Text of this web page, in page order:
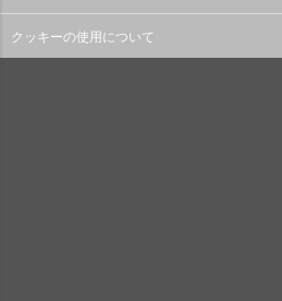
クッキーの使用について